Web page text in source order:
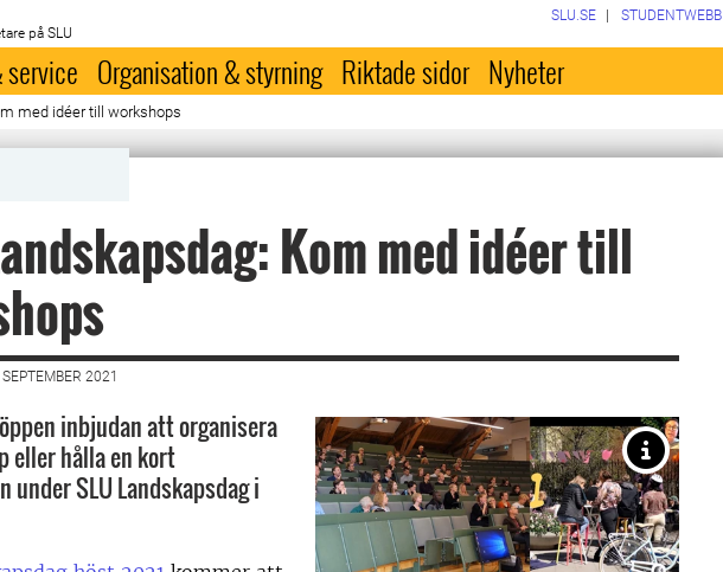
på SLU
SLU.SE STUDENTWEBB
Organisation & styrning Riktade sidor Nyheter
med idéer till workshops
Kom med idéer till
2021
inbjudan att organisera
eller hålla en kort
under SLU Landskapsdag i